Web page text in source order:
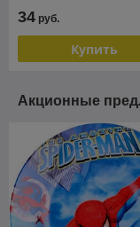
34 руб.
Купить
Акционные